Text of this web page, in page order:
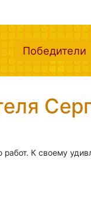
Победители
К своему